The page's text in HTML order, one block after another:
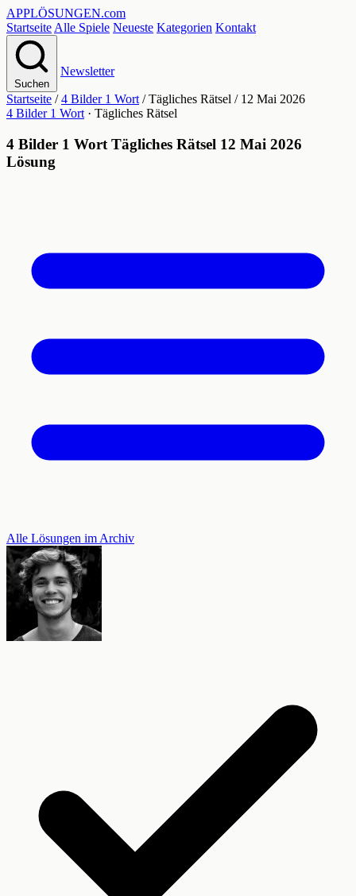
APPLÖSUNGEN.com
Startseite Alle Spiele Neueste Kategorien Kontakt
Suchen
Newsletter
Startseite / 4 Bilder 1 Wort / Tägliches Rätsel / 12 Mai 2026
4 Bilder 1 Wort · Tägliches Rätsel
4 Bilder 1 Wort Tägliches Rätsel 12 Mai 2026
Lösung
Alle Lösungen im Archiv